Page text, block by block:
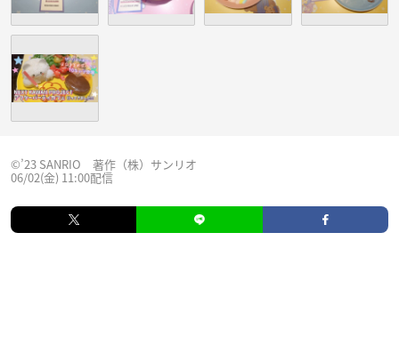
©’23 SANRIO 著作（株）サンリオ
06/02(金) 11:00配信